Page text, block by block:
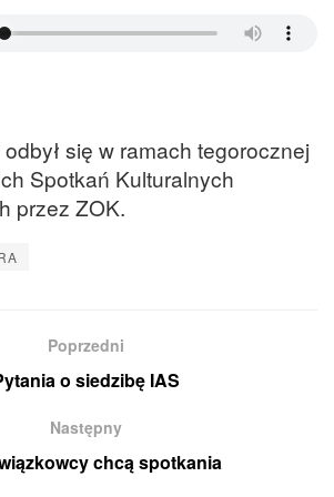
się w ramach tegorocznej
Spotkań Kulturalnych
przez ZOK.
Poprzedni
o siedzibę IAS
Następny
chcą spotkania